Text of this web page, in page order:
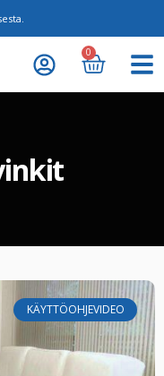
0
KÄYTTÖOHJEVIDEO